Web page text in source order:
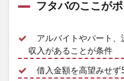
フタバのここが
アルバイトやパート、
収入があることが条件
借入金額を高望みせず